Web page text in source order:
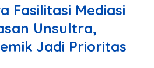
Fasilitasi Mediasi
Unsultra,
Jadi Prioritas